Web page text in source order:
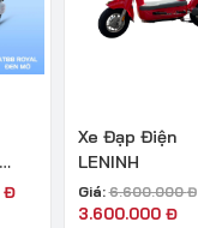
Đ
Xe Đạp Điện
LENINH
Giá:6.600.000Đ
3.600.000 Đ